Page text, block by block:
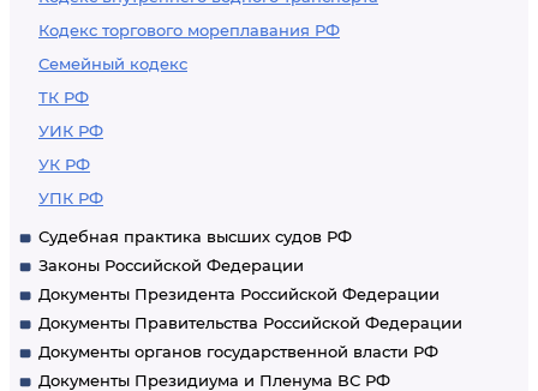
Кодекс торгового мореплавания РФ
Семейный кодекс
ТК РФ
УИК РФ
УК РФ
УПК РФ
Судебная практика высших судов РФ
Законы Российской Федерации
Документы Президента Российской Федерации
Документы Правительства Российской Федерации
Документы органов государственной власти РФ
Документы Президиума и Пленума ВС РФ